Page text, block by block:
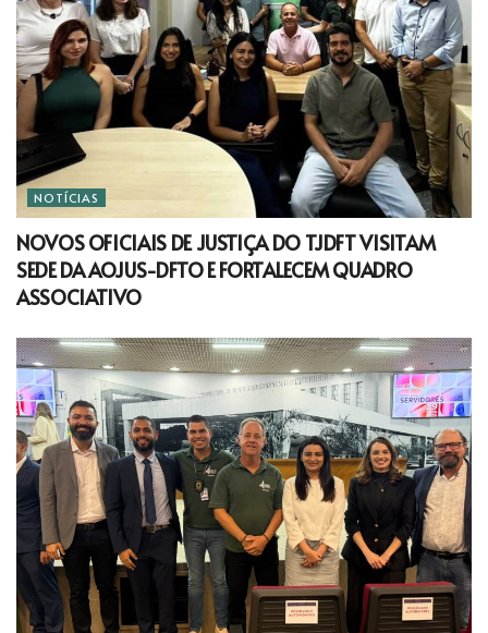
NOTÍCIAS
NOVOS OFICIAIS DE JUSTIÇA DO TJDFT VISITAM
SEDE DA AOJUS-DFTO E FORTALECEM QUADRO
ASSOCIATIVO